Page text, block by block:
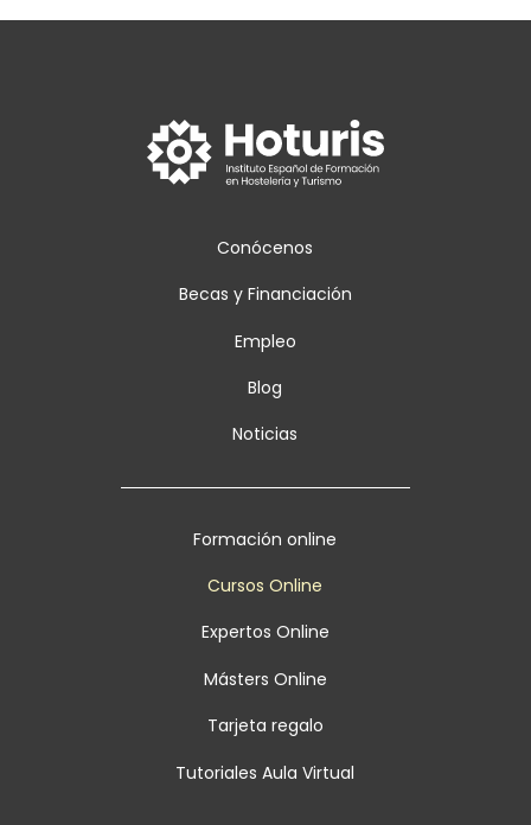
Conócenos
Becas y Financiación
Empleo
Blog
Noticias
Formación online
Cursos Online
Expertos Online
Másters Online
Tarjeta regalo
Tutoriales Aula Virtual